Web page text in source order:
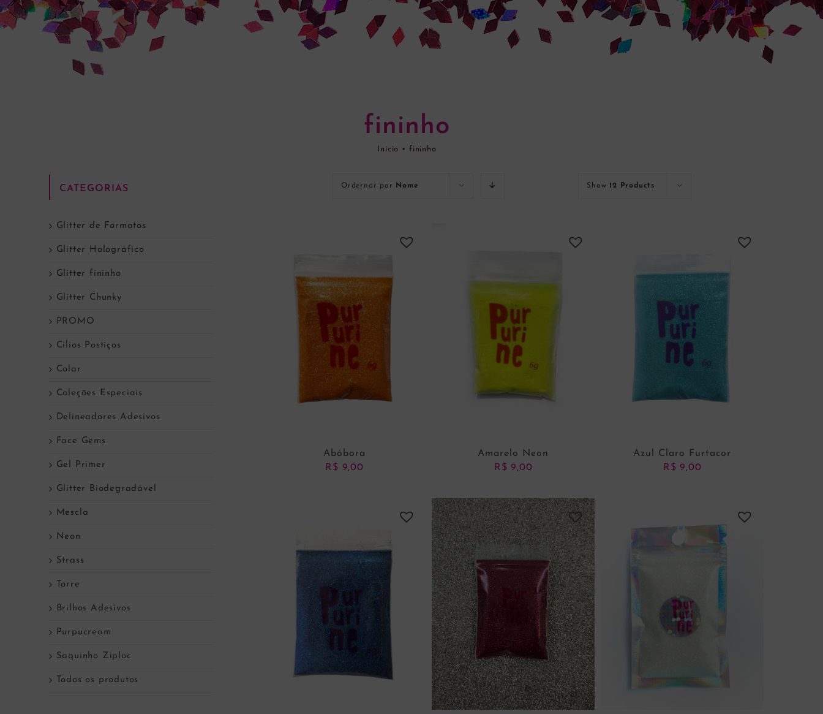
fininho
Início • fininho
Ordernar por Nome Show12 Products
Abóbora
R$ 9,00
ADICIONAR AO CARRINHO
Amarelo Neon
R$ 9,00
ADICIONAR AO CARRINHO
Azul Claro Furtacor
R$ 9,00
CATEGORIAS
Glitter de Formatos
Glitter Holográfico
Glitter fininho
Glitter Chunky
PROMO
Cílios Postiços
Colar
Coleções Especiais
Delineadores Adesivos
Face Gems
Gel Primer
Glitter Biodegradável
Mescla
Neon
Strass
Torre
Brilhos Adesivos
Purpucream
Saquinho Ziploc
Todos os produtos